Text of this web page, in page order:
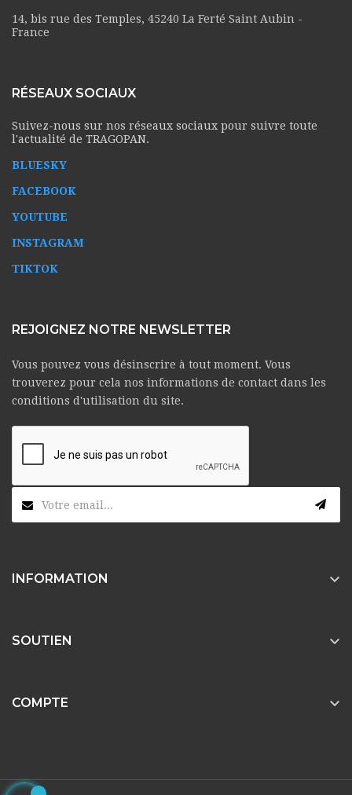
14, bis rue des Temples, 45240 La Ferté Saint Aubin -
France
RÉSEAUX SOCIAUX
Suivez-nous sur nos réseaux sociaux pour suivre toute
l'actualité de TRAGOPAN.
BLUESKY
FACEBOOK
YOUTUBE
INSTAGRAM
TIKTOK
REJOIGNEZ NOTRE NEWSLETTER
Vous pouvez vous désinscrire à tout moment. Vous
trouverez pour cela nos informations de contact dans les
conditions d'utilisation du site.
INFORMATION 
SOUTIEN 
COMPTE 